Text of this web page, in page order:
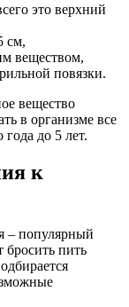
это верхний
см,
веществом,
повязки.
вещество
в организме все
года до 5 лет.
к
– популярный
бросить пить